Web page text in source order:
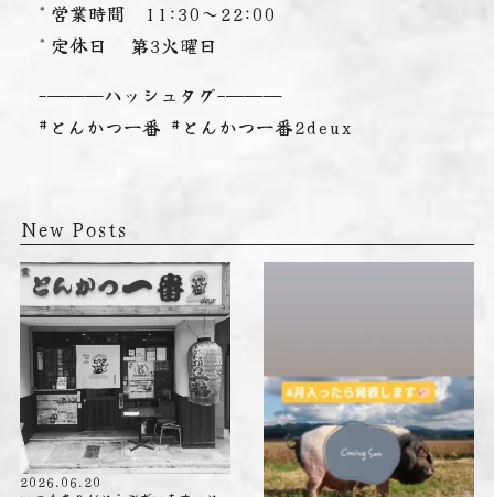
* 営業時間 11:30～22:00
* 定休日 第3火曜日
-———ハッシュタグ-———
#とんかつ一番 #とんかつ一番2deux
New Posts
2026.06.20